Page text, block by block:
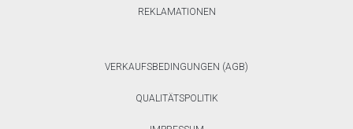
REKLAMATIONEN
VERKAUFSBEDINGUNGEN (AGB)
QUALITÄTSPOLITIK